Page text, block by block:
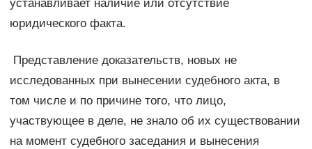
устанавливает наличие или отсутствие
юридического факта.
Представление доказательств, новых не
исследованных при вынесении судебного акта, в
том числе и по причине того, что лицо,
участвующее в деле, не знало об их существовании
на момент судебного заседания и вынесения